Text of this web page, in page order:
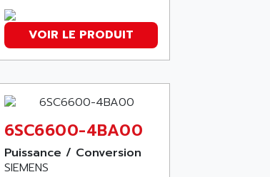
VOIR LE PRODUIT
6SC6600-4BA00
Puissance / Conversion
SIEMENS